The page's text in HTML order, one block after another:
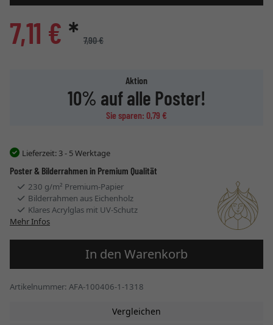
7,11 € * 7,90 €
Aktion
10% auf alle Poster!
Sie sparen: 0,79 €
Lieferzeit: 3 - 5 Werktage
Poster & Bilderrahmen in Premium Qualität
230 g/m² Premium-Papier
Bilderrahmen aus Eichenholz
Klares Acrylglas mit UV-Schutz
Mehr Infos
In den Warenkorb
Artikelnummer: AFA-100406-1-1318
Vergleichen